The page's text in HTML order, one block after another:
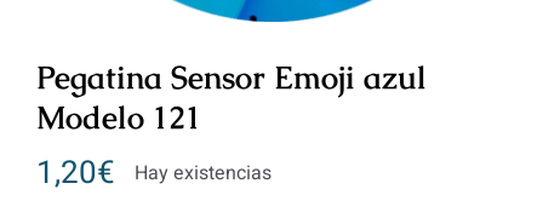
Pegatina Sensor Emoji azul
Modelo 121
1,20€ Hay existencias